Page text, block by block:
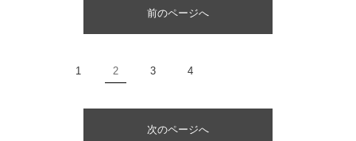
前のページへ
1 2 3 4
次のページへ